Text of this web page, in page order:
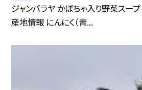
ジャンバラヤ かぼちゃ入り野菜スー
産地情報 にんにく（青...